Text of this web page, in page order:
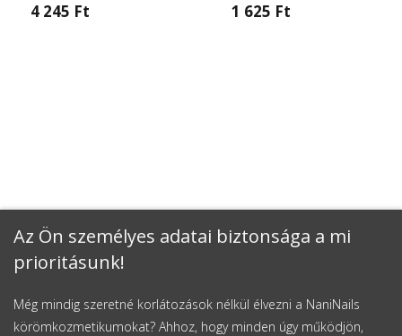
Az Ön személyes adatai biztonsága a mi
prioritásunk!
Még mindig szeretné korlátozások nélkül élvezni a NaniNails
körömkozmetikumokat? Ahhoz, hogy minden úgy működjön,
4 245 Ft 1 625 Ft